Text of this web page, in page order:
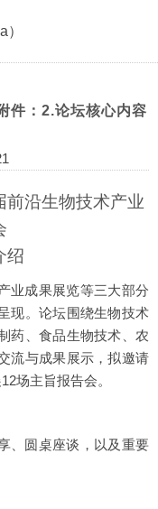
件：2.论坛核心内容
前沿生物技术产业
绍
业成果展览等三大部分
现。论坛围绕生物技术
药、食品生物技术、农
流与成果展示，拟邀请
场主旨报告会。
、圆桌座谈，以及重要